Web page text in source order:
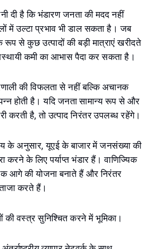
दी है कि भंडारण जनता की मदद नहीं
में उल्टा प्रभाव भी डाल सकता है। जब
रूप से कुछ उत्पादों की बड़ी मात्राएं खरीदते
कमी का आभास पैदा कर सकता है।
की विफलता से नहीं बल्कि अचानक
होती है। यदि जनता सामान्य रूप से और
करती है, तो उत्पाद निरंतर उपलब्ध रहेंगे।
के अनुसार, यूएई के बाजार में जनसंख्या की
के लिए पर्याप्त भंडार हैं। वाणिज्यिक
आगे की योजना बनाते हैं और निरंतर
करते हैं।
की वस्त्र सुनिश्चित करने में भूमिका।